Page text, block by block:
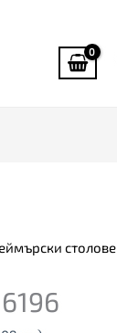
столове
179.00€
лв.).